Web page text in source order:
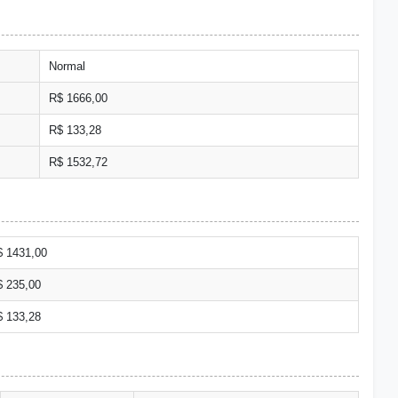
Normal
R$ 1666,00
R$ 133,28
R$ 1532,72
1431,00
235,00
133,28